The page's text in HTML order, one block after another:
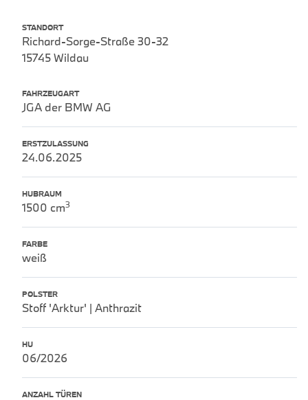
STANDORT
Richard-Sorge-Straße 30-32
15745 Wildau
FAHRZEUGART
JGA der BMW AG
ERSTZULASSUNG
24.06.2025
HUBRAUM
1500 cm3
FARBE
weiß
POLSTER
Stoff 'Arktur' | Anthrazit
HU
06/2026
ANZAHL TÜREN